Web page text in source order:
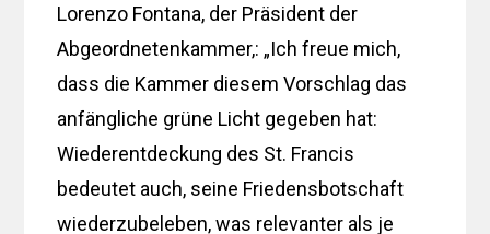
Lorenzo Fontana, der Präsident der
Abgeordnetenkammer,: „Ich freue mich,
dass die Kammer diesem Vorschlag das
anfängliche grüne Licht gegeben hat:
Wiederentdeckung des St. Francis
bedeutet auch, seine Friedensbotschaft
wiederzubeleben, was relevanter als je